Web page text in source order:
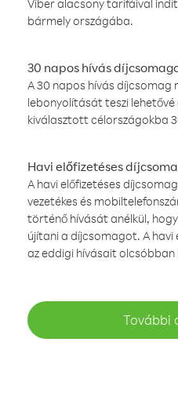
Viber alacsony tarifáival
bármely országába.
30 napos hívás
A 30 napos hívás díjcsomag
lebonyolítását teszi
kiválasztott célországokba
Havi előfizetéses
A havi előfizetéses
vezetékes és
történő hívását anélkül,
újítani a díjcsomagot. A havi
az eddigi hívásait
További